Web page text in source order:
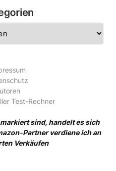
Test-Rechner
sind, handelt es sich
Partner verdiene ich an
Verkäufen